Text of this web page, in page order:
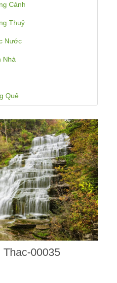
Cảnh
Thuỷ
Nước
Nhà
Quê
00035